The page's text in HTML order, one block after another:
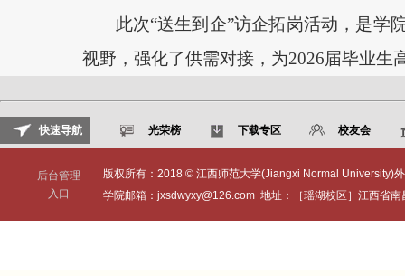
此次“送生到企”访企拓岗活动，是学
视野，强化了供需对接，为2026届毕业生
快速导航 光荣榜 下载专区 校友会
后台管理
入口
版权所有：2018 © 江西师范大学(Jiangxi Normal University)
学院邮箱：jxsdwyxy@126.com 地址：［瑶湖校区］江西省